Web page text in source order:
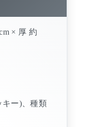
× 厚 約
ー)、種類